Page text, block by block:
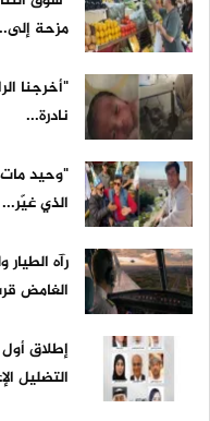
مزحة
"أخرجنا
نادرة...
"وحيد
الذي غيّر...
رآه
الغامض
إطلاق
التضليل